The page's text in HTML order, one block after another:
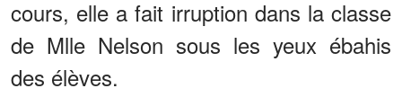
cours, elle a fait irruption dans la classe
de Mlle Nelson sous les yeux ébahis
des élèves.